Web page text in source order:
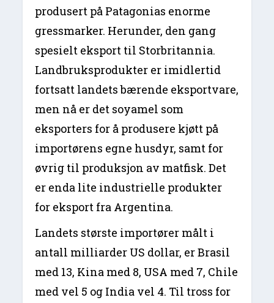
produsert på Patagonias enorme
gressmarker. Herunder, den gang
spesielt eksport til Storbritannia.
Landbruksprodukter er imidlertid
fortsatt landets bærende eksportvare,
men nå er det soyamel som
eksporters for å produsere kjøtt på
importørens egne husdyr, samt for
øvrig til produksjon av matfisk. Det
er enda lite industrielle produkter
for eksport fra Argentina.
Landets største importører målt i
antall milliarder US dollar, er Brasil
med 13, Kina med 8, USA med 7, Chile
med vel 5 og India vel 4. Til tross for